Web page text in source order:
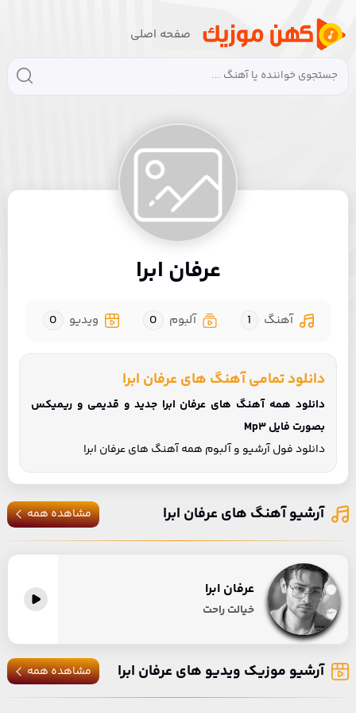
صفحه اصلی
عرفان ابرا
آهنگ 1 آلبوم 0 ویدیو 0
دانلود تمامی آهنگ های عرفان ابرا
دانلود همه آهنگ های عرفان ابرا جدید و قدیمی و ریمیکس
بصورت فایل Mp3
دانلود فول آرشیو و آلبوم همه آهنگ های عرفان ابرا
آرشیو آهنگ های عرفان ابرا مشاهده همه
عرفان ابرا
خیالت راحت
آرشیو موزیک ویدیو های عرفان ابرا مشاهده همه